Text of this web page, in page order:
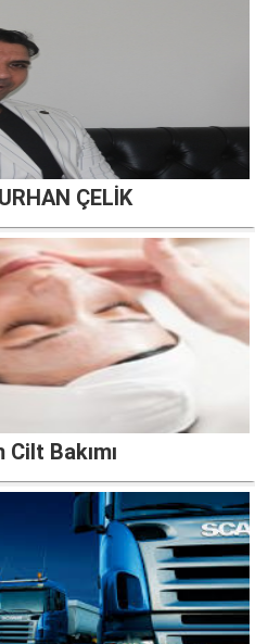
ÇELİK
Cilt Bakımı